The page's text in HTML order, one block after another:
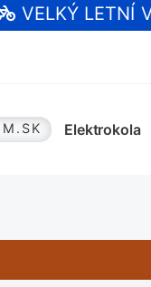
VELKÝ LETNÍ
Elektrokola